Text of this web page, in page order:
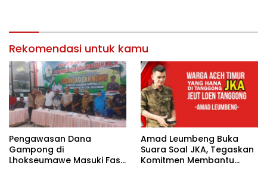
Rekomendasi untuk kamu
Pengawasan Dana
Gampong di
Lhokseumawe Masuki Fase
Amad Leumbeng Buka
Suara Soal JKA, Tegaskan
Komitmen Membantu